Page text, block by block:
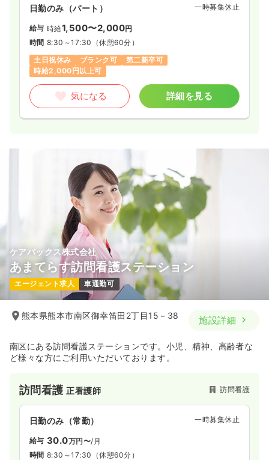
日勤のみ（パート） 一時募集休止
給与 時給1,500〜2,000円
時間 8:30～17:30 （休憩60分）
土日祝休み
ブランク可
第二新卒可
時給2,000円以上可
気になる 詳細を見る
ケアバックス株式会社
あまてらす訪問看護ステーション
エージェント求人 車通勤可
熊本県熊本市南区御幸笛田2丁目15－38 施設詳細
南区にある訪問看護ステーションです。小児、精神、高齢者な
ど様々な方にご利用いただいております。
訪問看護正看護師 訪問看護
日勤のみ（常勤） 一時募集休止
給与 30.0万円〜/月
時間 8:30～17:30 （休憩60分）